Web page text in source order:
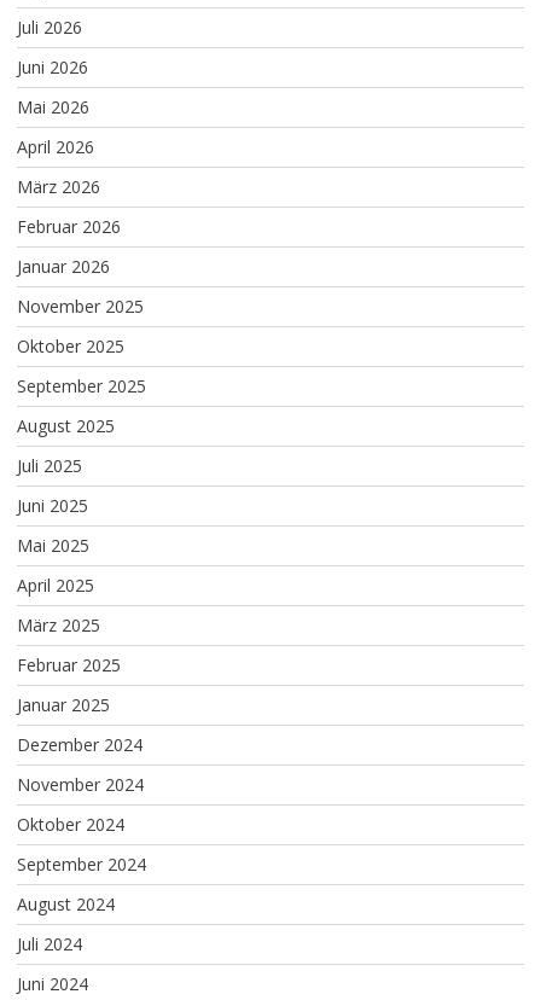
Juli 2026
Juni 2026
Mai 2026
April 2026
März 2026
Februar 2026
Januar 2026
November 2025
Oktober 2025
September 2025
August 2025
Juli 2025
Juni 2025
Mai 2025
April 2025
März 2025
Februar 2025
Januar 2025
Dezember 2024
November 2024
Oktober 2024
September 2024
August 2024
Juli 2024
Juni 2024